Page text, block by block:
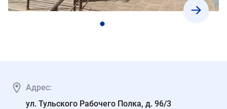
Адрес:
ул. Тульского Рабочего Полка, д. 96/3